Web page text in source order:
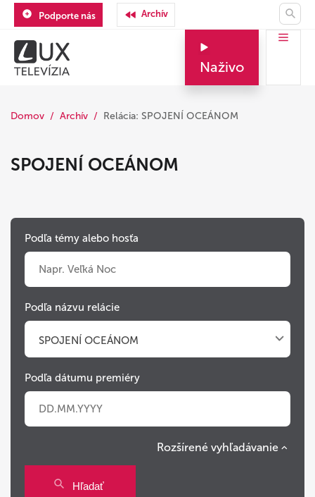
Podporte nás Archív
Naživo
Domov Archív Relácia: SPOJENÍ OCEÁNOM
SPOJENÍ OCEÁNOM
Podľa témy alebo hosťa
Podľa názvu relácie
SPOJENÍ OCEÁNOM
Podľa dátumu premiéry
Po Ut
Rozšírené vyhľadávanie
Hľadať